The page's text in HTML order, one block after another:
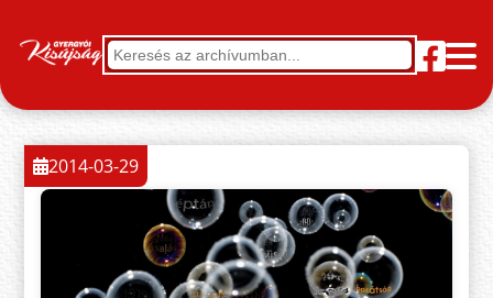
2014-03-29